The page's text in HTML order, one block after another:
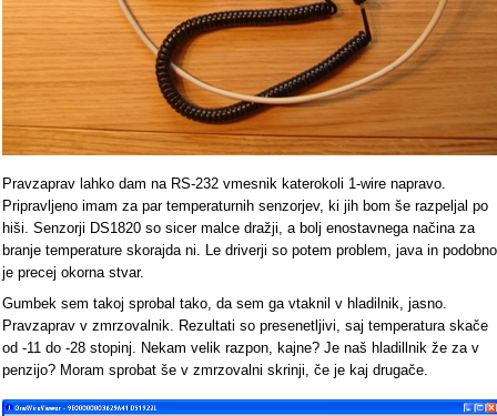
Pravzaprav lahko dam na RS-232 vmesnik katerokoli 1-wire napravo.
Pripravljeno imam za par temperaturnih senzorjev, ki jih bom še razpeljal po
hiši. Senzorji DS1820 so sicer malce dražji, a bolj enostavnega načina za
branje temperature skorajda ni. Le driverji so potem problem, java in podobno
je precej okorna stvar.
Gumbek sem takoj sprobal tako, da sem ga vtaknil v hladilnik, jasno.
Pravzaprav v zmrzovalnik. Rezultati so presenetljivi, saj temperatura skače
od -11 do -28 stopinj. Nekam velik razpon, kajne? Je naš hladillnik že za v
penzijo? Moram sprobat še v zmrzovalni skrinji, če je kaj drugače.